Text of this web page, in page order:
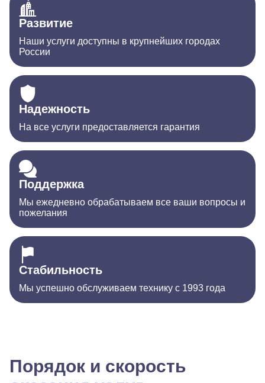
Развитие
Наши услуги доступны в крупнейших городах
России
Надежность
На все услуги предоставляется гарантия
Поддержка
Мы ежедневно обрабатываем все ваши вопросы и
пожелания
Стабильность
Мы успешно обслуживаем технику с 1993 года
Порядок и скорость